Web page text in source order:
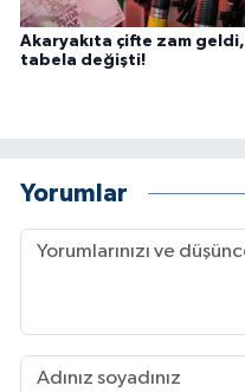
Akaryakıta çifte zam geldi,
tabela değişti!
Yorumlar